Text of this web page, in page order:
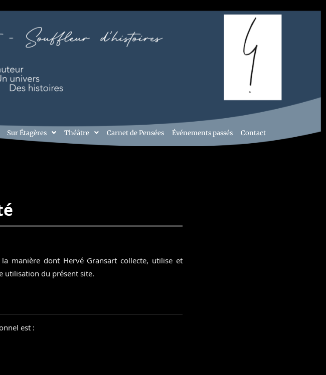
Sur Étagères Théâtre Carnet de Pensées Événements passés Contact
manière dont Hervé Gransart collecte, utilise et
utilisation du présent site.
est :